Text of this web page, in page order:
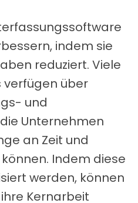
indem sie
reduziert. Viele
verfügen über
und
Unternehmen
an Zeit und
Indem diese
werden, können
Kernarbeit